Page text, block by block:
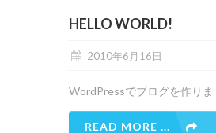
HELLO WORLD!
2010年6月16日
WordPressでブログを作りま
READ MORE ...